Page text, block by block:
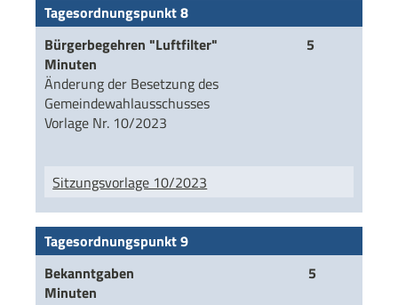
Tagesordnungspunkt 8
Bürgerbegehren "Luftfilter" 5
Minuten
Änderung der Besetzung des
Gemeindewahlausschusses
Vorlage Nr. 10/2023
Sitzungsvorlage 10/2023
Tagesordnungspunkt 9
Bekanntgaben 5
Minuten